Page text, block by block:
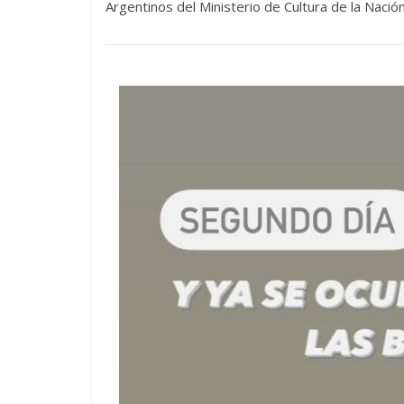
Argentinos del Ministerio de Cultura de la